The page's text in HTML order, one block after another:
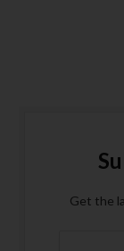
Get the